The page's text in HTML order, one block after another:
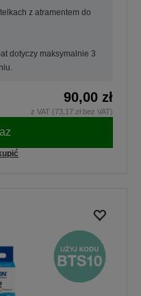
z atramentem do
dotyczy maksymalnie 3
90,00 zł
z VAT (73,17 zł bez VAT)